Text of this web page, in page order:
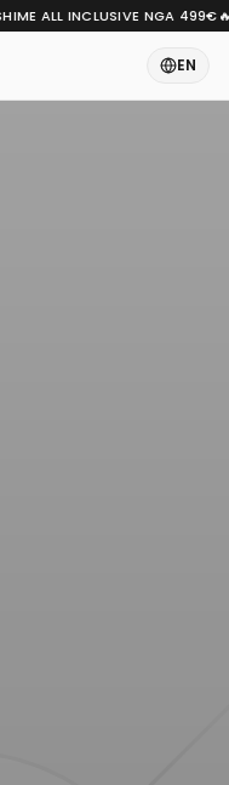
ALL INCLUSIVE NGA 499€
EN